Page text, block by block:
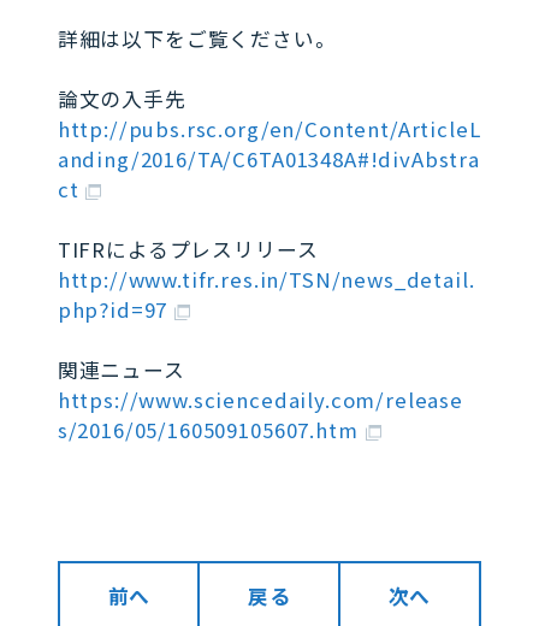
詳細は以下をご覧ください。
論文の入手先
http://pubs.rsc.org/en/Content/ArticleL
anding/2016/TA/C6TA01348A#!divAbstra
ct
TIFRによるプレスリリース
http://www.tifr.res.in/TSN/news_detail.
php?id=97
関連ニュース
https://www.sciencedaily.com/release
s/2016/05/160509105607.htm
前へ 戻る 次へ